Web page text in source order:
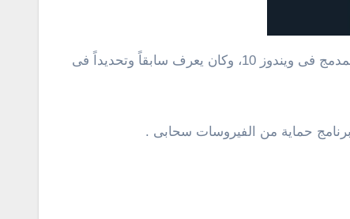
نعلم جميعاً أن شركة مايكروسوفت توفر برنامج حماية من الفيروسات يعرف باسم ويندوز ديفندر “Windows Defender” المدمج فى ويندوز 10، وكان يعرف سابقاً وتحديداً فى